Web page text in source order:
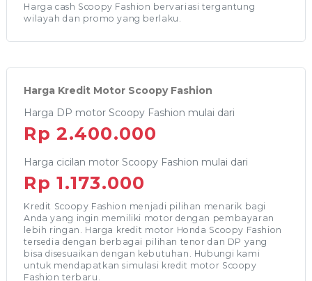
Harga cash Scoopy Fashion bervariasi tergantung
wilayah dan promo yang berlaku.
Harga Kredit Motor Scoopy Fashion
Harga DP motor Scoopy Fashion mulai dari
Rp 2.400.000
Harga cicilan motor Scoopy Fashion mulai dari
Rp 1.173.000
Kredit Scoopy Fashion menjadi pilihan menarik bagi
Anda yang ingin memiliki motor dengan pembayaran
lebih ringan. Harga kredit motor Honda Scoopy Fashion
tersedia dengan berbagai pilihan tenor dan DP yang
bisa disesuaikan dengan kebutuhan. Hubungi kami
untuk mendapatkan simulasi kredit motor Scoopy
Fashion terbaru.